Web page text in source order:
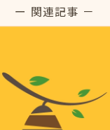
ー 関連記事 －